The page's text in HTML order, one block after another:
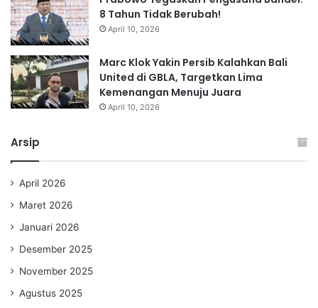
8 Tahun Tidak Berubah!
April 10, 2026
Marc Klok Yakin Persib Kalahkan Bali
United di GBLA, Targetkan Lima
Kemenangan Menuju Juara
April 10, 2026
Arsip
April 2026
Maret 2026
Januari 2026
Desember 2025
November 2025
Agustus 2025